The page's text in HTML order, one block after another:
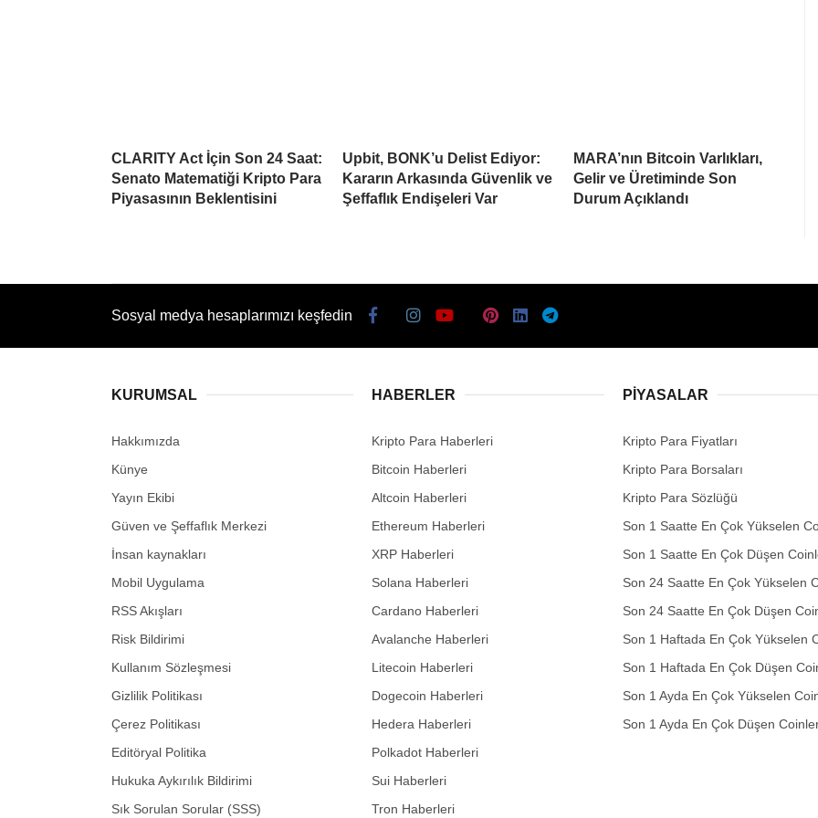
CLARITY Act İçin Son 24 Saat:
Senato Matematiği Kripto Para
Piyasasının Beklentisini
Upbit, BONK’u Delist Ediyor:
Kararın Arkasında Güvenlik ve
Şeffaflık Endişeleri Var
MARA’nın Bitcoin Varlıkları,
Gelir ve Üretiminde Son
Durum Açıklandı
Sosyal medya hesaplarımızı keşfedin
KURUMSAL
Hakkımızda
Künye
Yayın Ekibi
Güven ve Şeffaflık Merkezi
İnsan kaynakları
Mobil Uygulama
RSS Akışları
Risk Bildirimi
Kullanım Sözleşmesi
Gizlilik Politikası
Çerez Politikası
Editöryal Politika
Hukuka Aykırılık Bildirimi
Sık Sorulan Sorular (SSS)
HABERLER
Kripto Para Haberleri
Bitcoin Haberleri
Altcoin Haberleri
Ethereum Haberleri
XRP Haberleri
Solana Haberleri
Cardano Haberleri
Avalanche Haberleri
Litecoin Haberleri
Dogecoin Haberleri
Hedera Haberleri
Polkadot Haberleri
Sui Haberleri
Tron Haberleri
PIYASALAR
Kripto Para Fiyatları
Kripto Para Borsaları
Kripto Para Sözlüğü
Son 1 Saatte En Çok Yükselen
Son 1 Saatte En Çok Düşen
Son 24 Saatte En Çok Yükselen
Son 24 Saatte En Çok Düşen
Son 1 Haftada En Çok Yükselen
Son 1 Haftada En Çok Düşen
Son 1 Ayda En Çok Yükselen
Son 1 Ayda En Çok Düşen